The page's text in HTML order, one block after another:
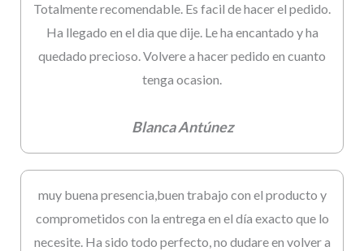
Totalmente recomendable. Es facil de hacer el pedido.
Ha llegado en el dia que dije. Le ha encantado y ha
quedado precioso. Volvere a hacer pedido en cuanto
tenga ocasion.
Blanca Antúnez
muy buena presencia,buen trabajo con el producto y
comprometidos con la entrega en el día exacto que lo
necesite. Ha sido todo perfecto, no dudare en volver a